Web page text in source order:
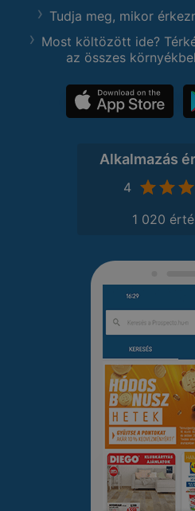
Tudja meg, mikor
Most költözött ide?
az összes
Alkalmazás
4
1 020